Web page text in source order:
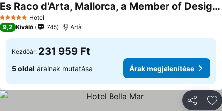
5 KategóriaHotel
Es Raco d'Arta, Mallorca, a Member of Design Hotels
9,2 Kiváló 745 Artà
Kezdőár: 231 959 Ft
5 oldal árainak mutatása Árak megjelenítése